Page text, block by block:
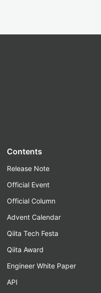
Contents
Release Note
Official Event
Official Column
Advent Calendar
Qiita Tech Festa
Qiita Award
Engineer White Paper
API